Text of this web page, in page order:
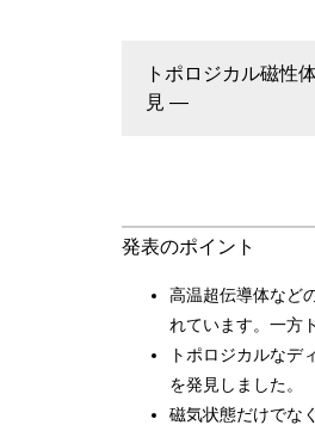
トポロジカル磁性
見 ―
発表のポイント
高温超伝導体など
れています。一方
トポロジカルなデ
を発見しました。
磁気状態だけでな